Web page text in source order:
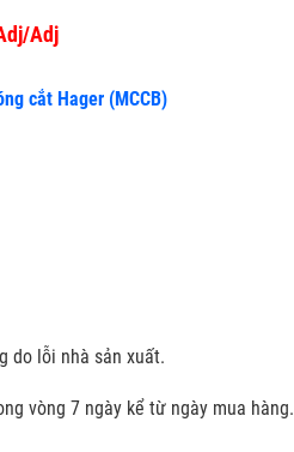
Adj
cắt Hager (MCCB)
do lỗi nhà sản xuất.
vòng 7 ngày kể từ ngày mua hàng.